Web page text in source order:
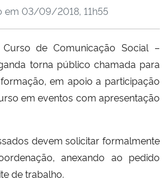
Inovações e Comunicações
em 03/09/2018, 11h55
de Comunicação Social –
torna público chamada para
em apoio a participação
em eventos com apresentação
devem solicitar formalmente
anexando ao pedido
de trabalho.